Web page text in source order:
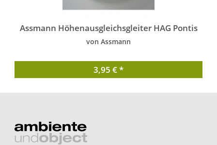
Assmann Höhenausgleichsgleiter HAG Pontis
von Assmann
3,95 € *